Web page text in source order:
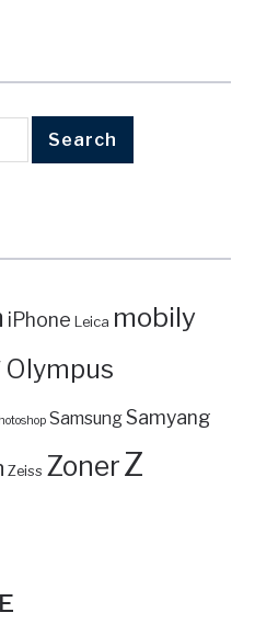
iPhone Leica mobily
Olympus
SamsungSamyang
Zeiss ZonerZ